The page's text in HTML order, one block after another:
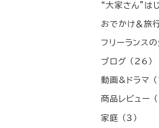
“大家さん”は
おでかけ＆旅
フリーランス
ブログ (26)
動画&ドラマ
商品レビュー
家庭 (3)